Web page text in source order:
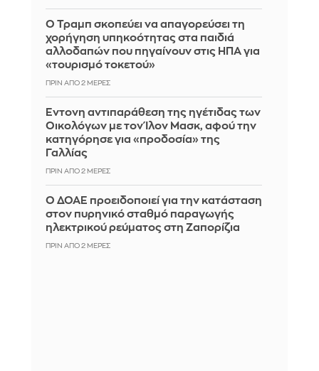
Ο Τραμπ σκοπεύει να απαγορεύσει τη
χορήγηση υπηκοότητας στα παιδιά
αλλοδαπών που πηγαίνουν στις ΗΠΑ για
«τουρισμό τοκετού»
ΠΡΙΝ ΑΠΌ 2 ΜΈΡΕΣ
Έντονη αντιπαράθεση της ηγέτιδας των
Οικολόγων με τον Ίλον Μασκ, αφού την
κατηγόρησε για «προδοσία» της
Γαλλίας
ΠΡΙΝ ΑΠΌ 2 ΜΈΡΕΣ
Ο ΔΟΑΕ προειδοποιεί για την κατάσταση
στον πυρηνικό σταθμό παραγωγής
ηλεκτρικού ρεύματος στη Ζαπορίζια
ΠΡΙΝ ΑΠΌ 2 ΜΈΡΕΣ